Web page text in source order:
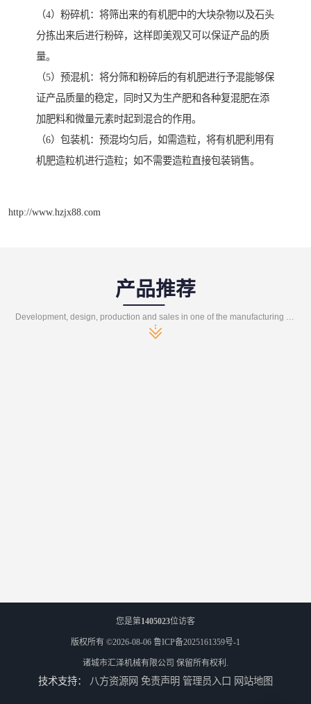
（4）粉碎机：将筛出来的有机肥中的大块杂物以及石头
分拣出来后进行粉碎，这样即美观又可以保证产品的质
量。
（5）预混机：将分筛和粉碎后的有机肥进行予混能够保
证产品质量的稳定，同时又为生产肥和各种复混肥在添
加肥料和微量元素时起到混合的作用。
（6）包装机：预混均匀后，如需造粒，将有机肥利用有
机肥造粒机进行造粒；如不需要造粒直接包装销售。
http://www.hzjx88.com
产品推荐
Development, design, production and sales in one of the manufacturing enterprises
您是第1405023位访客
版权所有 ©2026-08-06 鲁ICP备2025161359号-1
诸城市汇泽机械有限公司 保留所有权利.
技术支持： 八方资源网 免责声明 管理员入口 网站地图